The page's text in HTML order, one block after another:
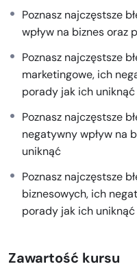
błędy związane ze
błędy w
W kursie otrzymasz
błędów danej kategorii,
biznes, porady jak ich
wdrożenie zmian
Lepiej jest wiedzieć niż
sztuką jest wiedzieć kto
Poznasz najczęstsze
wpływ na biznes oraz
Poznasz najczęstsze
marketingowe, ich
porady jak ich uniknąć
Poznasz najczęstsze
negatywny wpływ na
uniknąć
Poznasz najczęstsze
biznesowych, ich
porady jak ich uniknąć
Zawartość kursu